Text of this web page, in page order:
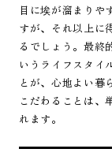
目に埃が溜まりや
すが、それ以上に
るでしょう。最終
いうライフスタイ
とが、心地よい暮
こだわることは、
れます。